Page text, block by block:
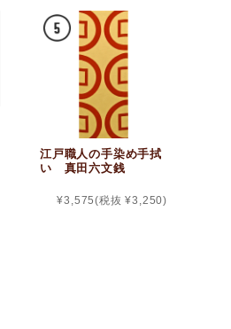
江戸職人の手染め手拭
い 真田六文銭
¥3,575(税抜 ¥3,250)